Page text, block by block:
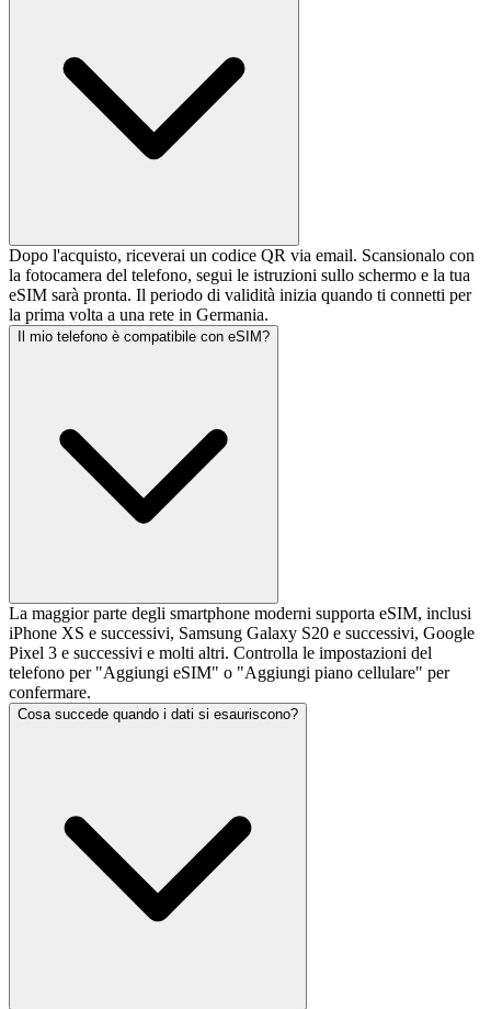
Dopo l'acquisto, riceverai un codice QR via email. Scansionalo con
la fotocamera del telefono, segui le istruzioni sullo schermo e la tua
eSIM sarà pronta. Il periodo di validità inizia quando ti connetti per
la prima volta a una rete in Germania.
Il mio telefono è compatibile con eSIM?
La maggior parte degli smartphone moderni supporta eSIM, inclusi
iPhone XS e successivi, Samsung Galaxy S20 e successivi, Google
Pixel 3 e successivi e molti altri. Controlla le impostazioni del
telefono per "Aggiungi eSIM" o "Aggiungi piano cellulare" per
confermare.
Cosa succede quando i dati si esauriscono?